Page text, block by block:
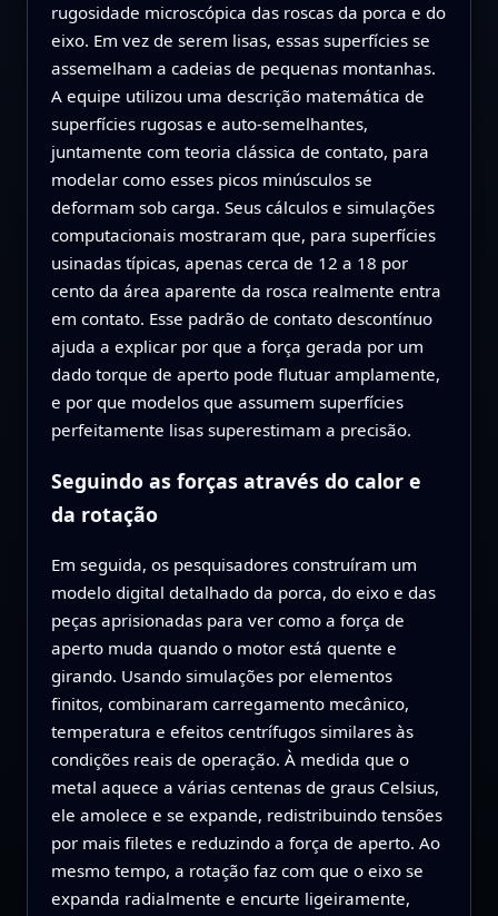
rugosidade microscópica das roscas da porca e do
eixo. Em vez de serem lisas, essas superfícies se
assemelham a cadeias de pequenas montanhas.
A equipe utilizou uma descrição matemática de
superfícies rugosas e auto‑semelhantes,
juntamente com teoria clássica de contato, para
modelar como esses picos minúsculos se
deformam sob carga. Seus cálculos e simulações
computacionais mostraram que, para superfícies
usinadas típicas, apenas cerca de 12 a 18 por
cento da área aparente da rosca realmente entra
em contato. Esse padrão de contato descontínuo
ajuda a explicar por que a força gerada por um
dado torque de aperto pode flutuar amplamente,
e por que modelos que assumem superfícies
perfeitamente lisas superestimam a precisão.
Seguindo as forças através do calor e
da rotação
Em seguida, os pesquisadores construíram um
modelo digital detalhado da porca, do eixo e das
peças aprisionadas para ver como a força de
aperto muda quando o motor está quente e
girando. Usando simulações por elementos
finitos, combinaram carregamento mecânico,
temperatura e efeitos centrífugos similares às
condições reais de operação. À medida que o
metal aquece a várias centenas de graus Celsius,
ele amolece e se expande, redistribuindo tensões
por mais filetes e reduzindo a força de aperto. Ao
mesmo tempo, a rotação faz com que o eixo se
expanda radialmente e encurte ligeiramente,